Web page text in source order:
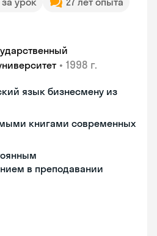
• 1998 г.
язык бизнесмену из
книгами современных
в преподавании